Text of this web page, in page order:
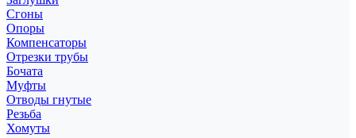
Сгоны
Опоры
Компенсаторы
Отрезки трубы
Бочата
Муфты
Отводы гнутые
Резьба
Хомуты